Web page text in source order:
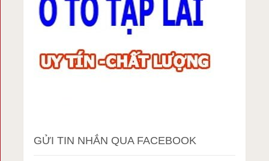
GỬI TIN NHẮN QUA FACEBOOK